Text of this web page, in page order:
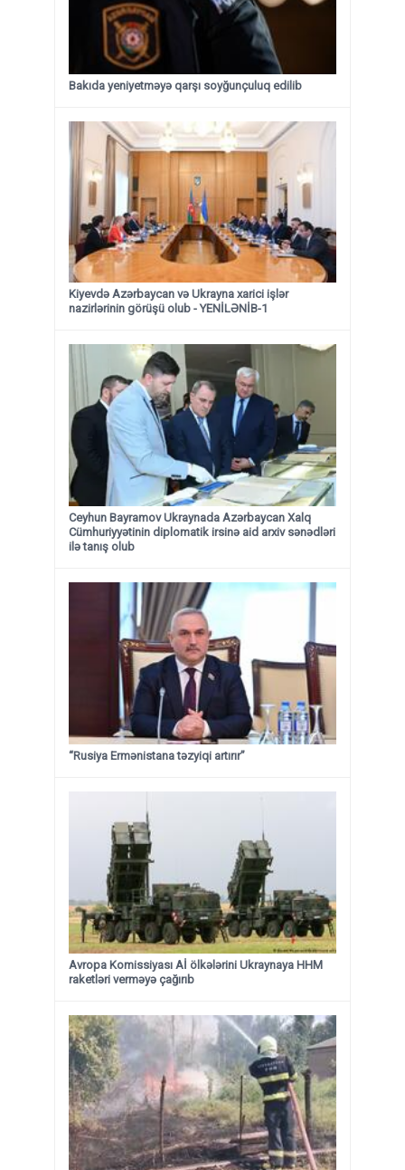
Bakıda yeniyetməyə qarşı soyğunçuluq edilib
Kiyevdə Azərbaycan və Ukrayna xarici işlər
nazirlərinin görüşü olub - YENİLƏNİB-1
Ceyhun Bayramov Ukraynada Azərbaycan Xalq
Cümhuriyyətinin diplomatik irsinə aid arxiv sənədləri
ilə tanış olub
“Rusiya Ermənistana təzyiqi artırır”
Avropa Komissiyası Aİ ölkələrini Ukraynaya HHM
raketləri verməyə çağırıb